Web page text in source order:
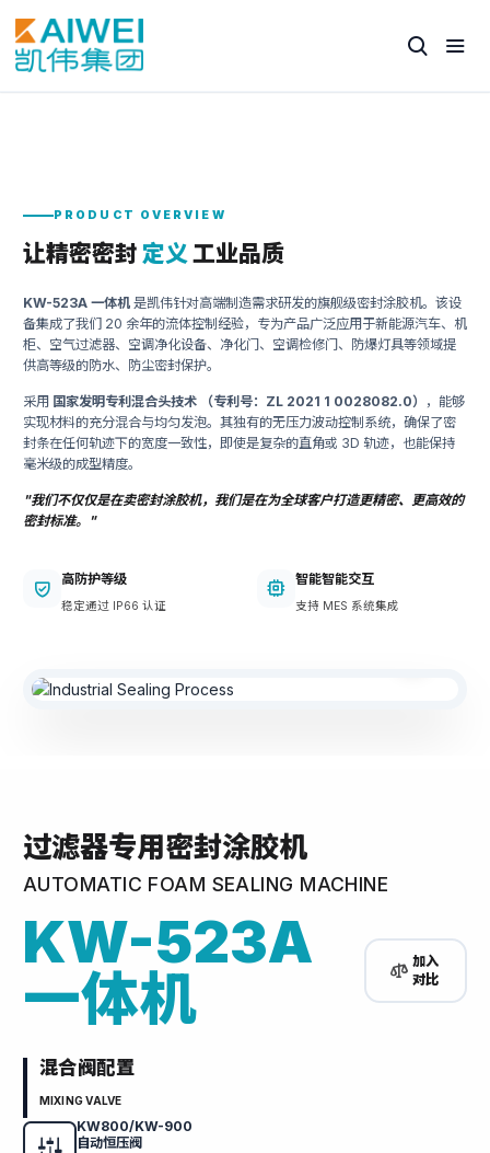
PRODUCT OVERVIEW
让精密密封 定义工业品质
KW-523A 一体机 是凯伟针对高端制造需求研发的旗舰级密封涂胶机。该设
备集成了我们 20 余年的流体控制经验，专为产品广泛应用于新能源汽车、机
柜、空气过滤器、空调净化设备、净化门、空调检修门、防爆灯具等领域提
供高等级的防水、防尘密封保护。
采用 国家发明专利混合头技术 （专利号：ZL 2021 1 0028082.0）
，能够
实现材料的充分混合与均匀发泡。其独有的无压力波动控制系统，确保了密
封条在任何轨迹下的宽度一致性，即使是复杂的直角或 3D 轨迹，也能保持
毫米级的成型精度。
"我们不仅仅是在卖密封涂胶机，我们是在为全球客户打造更精密、更高效的
密封标准。"
高防护等级
稳定通过 IP66 认证
智能智能交互
支持 MES 系统集成
过滤器专用密封涂胶机
AUTOMATIC FOAM SEALING MACHINE
KW-523A
一体机
加入
对比
混合阀配置
MIXING VALVE
KW800/KW-900
自动恒压阀